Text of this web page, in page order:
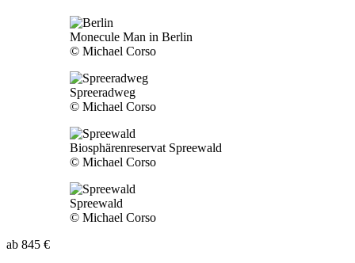
Monecule Man in Berlin
© Michael Corso
Spreeradweg
© Michael Corso
Biosphärenreservat Spreewald
© Michael Corso
Spreewald
© Michael Corso
ab 845 €